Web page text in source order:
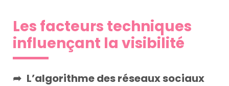
Les facteurs techniques
influençant la visibilité
L’algorithme des réseaux sociaux